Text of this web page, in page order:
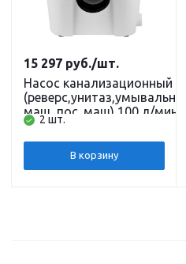
Насос канализационный
маш, пос. маш) 100 л/мин,
BELAMOS
2 шт.
15 297 руб./шт.
В корзину